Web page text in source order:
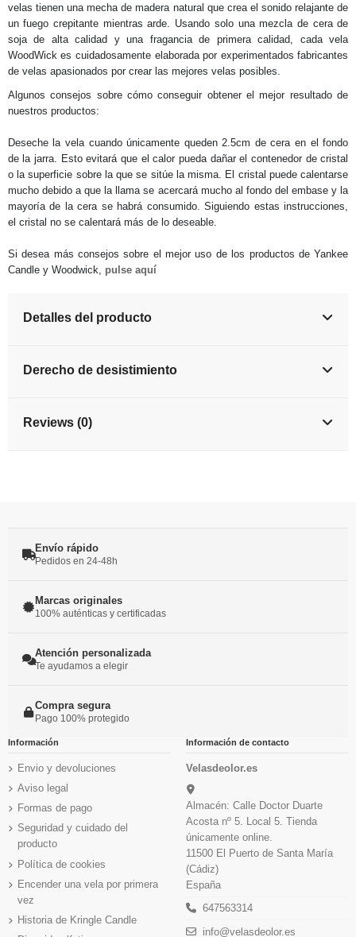
velas tienen una mecha de madera natural que crea el sonido relajante de
un fuego crepitante mientras arde. Usando solo una mezcla de cera de
soja de alta calidad y una fragancia de primera calidad, cada vela
WoodWick es cuidadosamente elaborada por experimentados fabricantes
de velas apasionados por crear las mejores velas posibles.
Algunos consejos sobre cómo conseguir obtener el mejor resultado de
nuestros productos:
Deseche la vela cuando únicamente queden 2.5cm de cera en el fondo
de la jarra. Esto evitará que el calor pueda dañar el contenedor de cristal
o la superficie sobre la que se sitúe la misma. El cristal puede calentarse
mucho debido a que la llama se acercará mucho al fondo del embase y la
mayoría de la cera se habrá consumido. Siguiendo estas instrucciones,
el cristal no se calentará más de lo deseable.
Si desea más consejos sobre el mejor uso de los productos de Yankee
Candle y Woodwick, pulse aquí
Detalles del producto
Derecho de desistimiento
Reviews (0)
Envío rápido
Pedidos en 24-48h
Marcas originales
100% auténticas y certificadas
Atención personalizada
Te ayudamos a elegir
Compra segura
Pago 100% protegido
Información
Envio y devoluciones
Aviso legal
Formas de pago
Seguridad y cuidado del
producto
Política de cookies
Encender una vela por primera
vez
Historia de Kringle Candle
Información de contacto
Velasdeolor.es
Almacén: Calle Doctor Duarte
Acosta nº 5. Local 5. Tienda
únicamente online.
11500 El Puerto de Santa María
(Cádiz)
España
647563314
info@velasdeolor.es